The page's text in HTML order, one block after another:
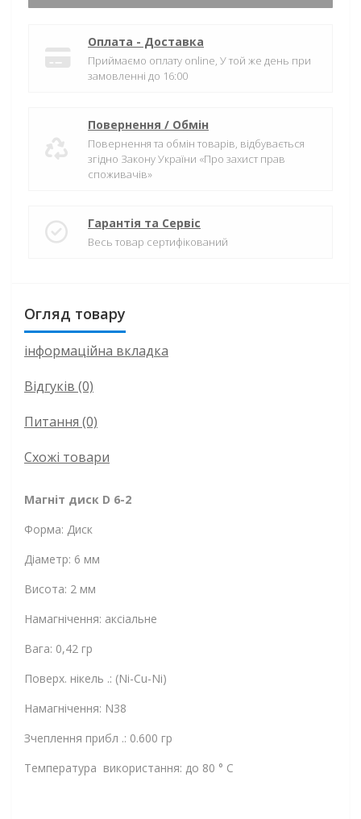
Оплата - Доставка
Приймаємо оплату online, У той же день при
замовленні до 16:00
Повернення / Обмін
Повернення та обмін товарів, відбувається
згідно Закону України «Про захист прав
споживачів»
Гарантія та Сервіс
Весь товар сертифікований
Огляд товару
інформаційна вкладка
Відгуків (0)
Питання (0)
Схожі товари
Магніт диск D 6-2
Форма: Диск
Діаметр: 6 мм
Висота: 2 мм
Намагнічення: аксіальне
Вага: 0,42 гр
Поверх. нікель .: (Ni-Cu-Ni)
Намагнічення: N38
Зчеплення прибл .: 0.600 гр
Температура використання: до 80 ° C